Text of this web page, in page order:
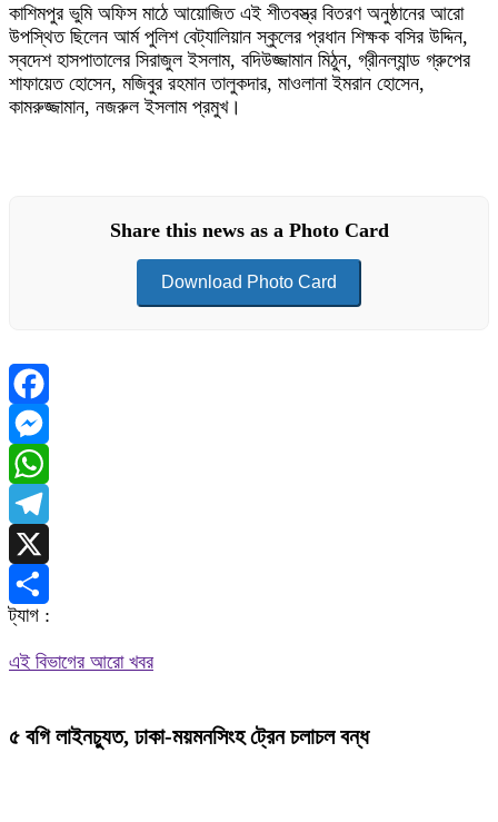
কাশিমপুর ভুমি অফিস মাঠে আয়োজিত এই শীতবস্ত্র বিতরণ অনুষ্ঠানের আরো
উপস্থিত ছিলেন আর্ম পুলিশ বেট্যালিয়ান স্কুলের প্রধান শিক্ষক বসির উদ্দিন,
স্বদেশ হাসপাতালের সিরাজুল ইসলাম, বদিউজ্জামান মিঠুন, গ্রীনল্যান্ড গ্রুপের
শাফায়েত হোসেন, মজিবুর রহমান তালুকদার, মাওলানা ইমরান হোসেন,
কামরুজ্জামান, নজরুল ইসলাম প্রমুখ।
Share this news as a Photo Card
Download Photo Card
Facebook
Messenger
WhatsApp
Telegram
X
Share
ট্যাগ :
এই বিভাগের আরো খবর
৫ বগি লাইনচ্যুত, ঢাকা-ময়মনসিংহ ট্রেন চলাচল বন্ধ